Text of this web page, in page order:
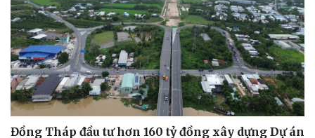
Đồng Tháp đầu tư hơn 160 tỷ đồng xây dựng Dự án